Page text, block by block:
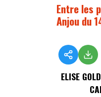
Entre les
Anjou du
ELISE